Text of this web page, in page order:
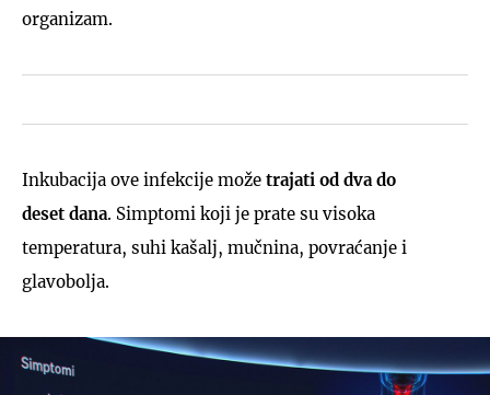
organizam.
Inkubacija ove infekcije može trajati od dva do
deset dana. Simptomi koji je prate su visoka
temperatura, suhi kašalj, mučnina, povraćanje i
glavobolja.